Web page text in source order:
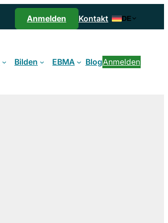
Anmelden Kontakt DE
Bilden EBMA BlogAnmelden